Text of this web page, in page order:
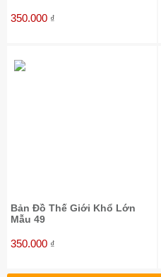
350.000 ₫
Bản Đồ Thế Giới Khổ Lớn
Mẫu 49
350.000 ₫